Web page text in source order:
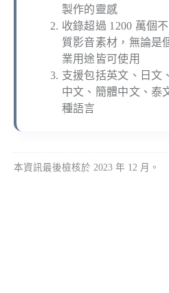
製作的靈感
收錄超過 1200 萬個
質影音素材，無論是
業用途皆可使用
支援包括英文、日文
中文、簡體中文、泰
種語言
本資訊最後檢核於 2023 年 12 月。